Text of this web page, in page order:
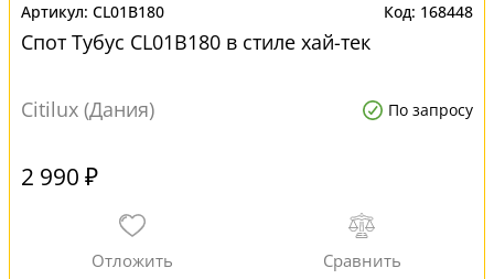
CL01B180 168448
Спот Тубус CL01B180 в стиле хай-тек
Citilux (Дания) По запросу
2 990 ₽